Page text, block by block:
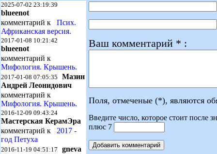
2025-07-02 23:19:39
blueenot
комментарий к Псих.
Африканская версия.
2017-01-08 10:21:42
blueenot
комментарий к
Мифология. Крышень.
2017-01-08 07:05:35 Мазин
Андрей Леонидович
комментарий к
Мифология. Крышень.
2016-12-09 09:43:24
Мастерская КерамЭра
комментарий к 2017 -
год Петуха
2016-11-19 04:51:17 gneva
Ваш комментарий * :
Поля, отмеченые (*), являются
Введите число, которое стоит после
плюс 7